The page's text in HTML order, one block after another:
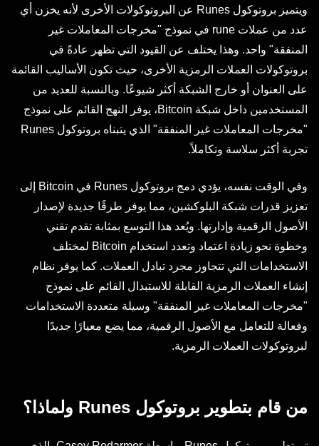
ويتميز بروتوكول Runes عن البروتوكولات الأخرى لأنه يخزن أي
عدد من عملات rune في نموذج "مخرجات المعاملات غير
المنفقة" واحد. وهذا يختلف عن القيود التي تظهر عادةً في
بروتوكولات العملات الرمزية الأخرى، حيث تكون الأساليب القائمة
على العنوان أو خارج الشبكة أكثر شيوعًا. وبالنسبة للعديد من
المستخدمين داخل شبكة Bitcoin، يوفر النهج القائم على نموذج
"مخرجات المعاملات غير المنفقة" الذي يتبناه بروتوكول Runes
تجربة أكثر سلاسة وتكاملاً.
وفي الوقت نفسه، يؤدي دمج بروتوكول Runes في Bitcoin إلى
تعزيز قدرات شبكة البلوكشين، مما يوفر طرقًا جديدة لإصدار
الأصول الرقمية وإدارتها. ويُعد هذا التوسع بمثابة تقدم تقني
وخطوة نحو زيادة اعتماد وتعدد استخدام Bitcoin لمختلف
الاستخدامات التي تتجاوز مجرد تبادل العملات. كما يوفر نظام
إنشاء العملات الرمزية القابلة للاستبدال القائم على نموذج
"مخرجات المعاملات غير المنفقة" وسيلة متعددة الاستخدامات
وفعالة للتعامل مع الأصول الرقمية، مما يضع معيارًا جديدًا
لبروتوكولات العملات الرمزية.
من قام بتطوير بروتوكول Runes ولماذا؟